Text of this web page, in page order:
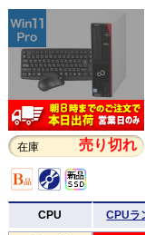
在庫 売り切れ
CPU CPUラ